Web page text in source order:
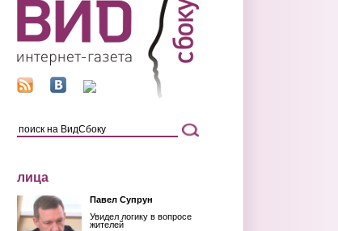
лица
Павел Супрун
Увидел логику в вопросе
жителей